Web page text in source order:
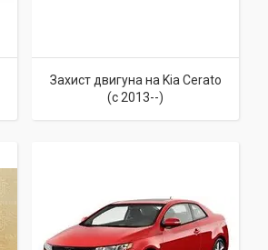
Захист двигуна на Kia Cerato
(c 2013--)